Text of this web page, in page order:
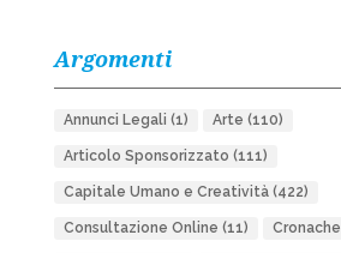
Argomenti
Annunci Legali (1) Arte (110)
Articolo Sponsorizzato (111)
Capitale Umano e Creatività(422)
Consultazione Online (11) Cronache